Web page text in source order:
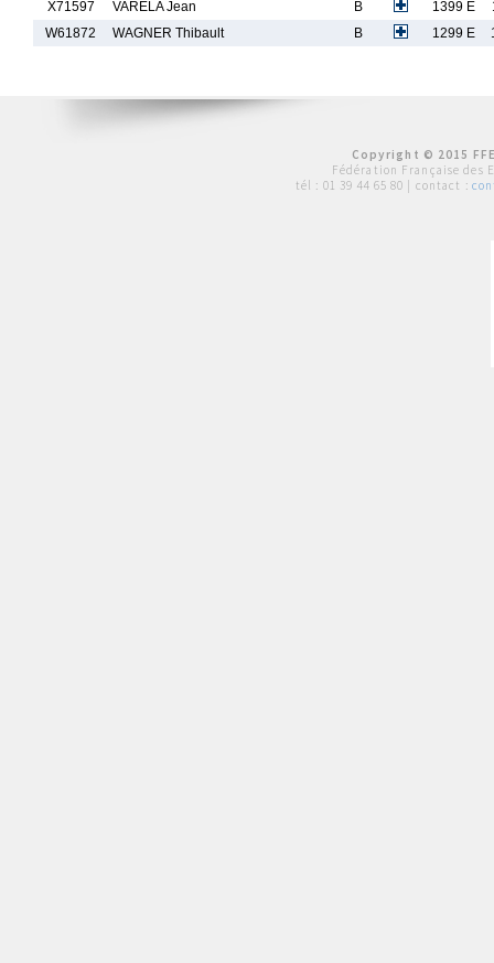
X71597
VARELA Jean B 1399 E
W61872
WAGNER Thibault B 1299 E
Copyright © 2015
Fédération Française des
tél : 01 39 44 65 80 | contact :